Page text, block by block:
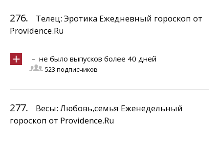
276.
Телец: Эротика Ежедневный гороскоп от
Providence.Ru
– не было выпусков более 40 дней
523 подписчиков
277.
Весы: Любовь,семья Еженедельный
гороскоп от Providence.Ru